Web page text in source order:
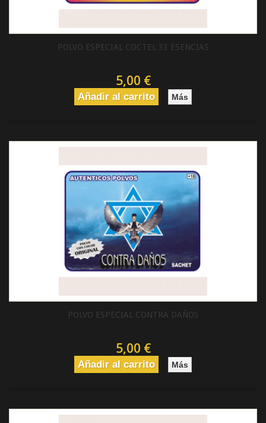
POLVO ESPECIAL COCTEL 33 ESENCIAS
5,00 €
Añadir al carrito Más
POLVO ESPECIAL CONTRA DAÑOS
5,00 €
Añadir al carrito Más